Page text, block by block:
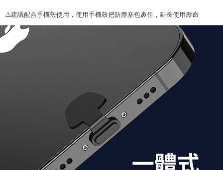
⚠️建議配合手機殼使用，使用手機殼把防塵塞包裹住，延長使用壽命